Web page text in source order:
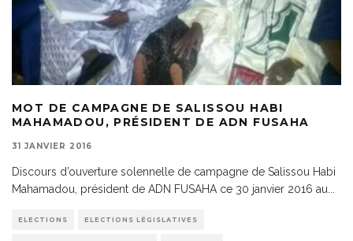
MOT DE CAMPAGNE DE SALISSOU HABI
MAHAMADOU, PRÉSIDENT DE ADN FUSAHA
31 JANVIER 2016
Discours d’ouverture solennelle de campagne de Salissou Habi
Mahamadou, président de ADN FUSAHA ce 30 janvier 2016 au
ELECTIONS ELECTIONS LÉGISLATIVES